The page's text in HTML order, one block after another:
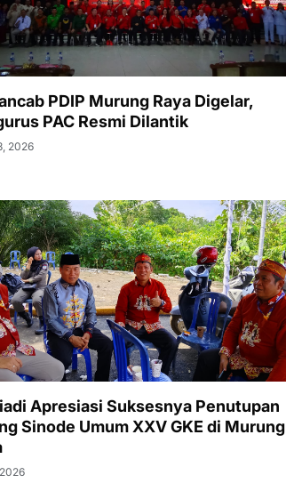
PDIP Murung Raya Digelar,
PAC Resmi Dilantik
2026
Apresiasi Suksesnya Penutupan
Sinode Umum XXV GKE di Murung